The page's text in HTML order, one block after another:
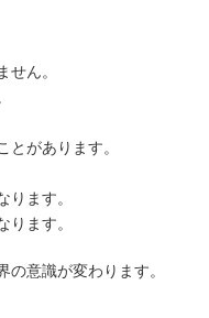
ん。
とがあります。
ます。
ます。
意識が変わります。